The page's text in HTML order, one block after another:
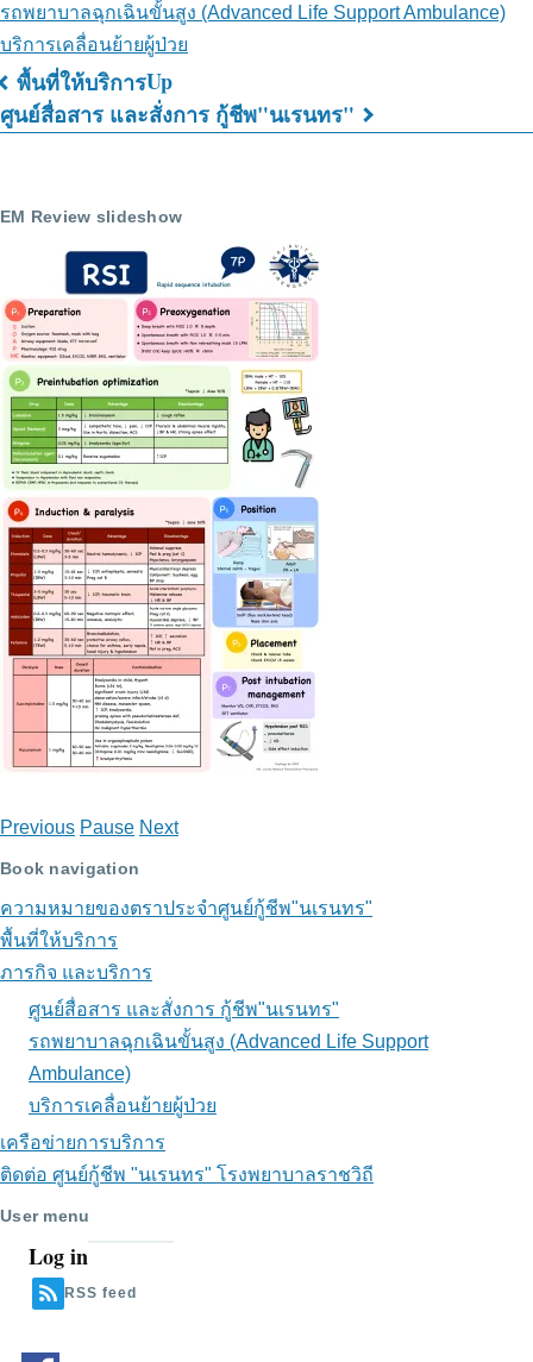
รถพยาบาลฉุกเฉินขั้นสูง (Advanced Life Support Ambulance)
บริการเคลื่อนย้ายผู้ป่วย
Book
และ
บริการ
พื้นที่ให้บริการUp
ศูนย์สื่อสาร และสั่งการ กู้ชีพ"นเรนทร"
EM Review slideshow
Previous Pause Next
Book navigation
ความหมายของตราประจำศูนย์กู้ชีพ"นเรนทร"
พื้นที่ให้บริการ
ภารกิจ และบริการ
ศูนย์สื่อสาร และสั่งการ กู้ชีพ"นเรนทร"
รถพยาบาลฉุกเฉินขั้นสูง (Advanced Life Support
Ambulance)
บริการเคลื่อนย้ายผู้ป่วย
เครือข่ายการบริการ
ติดต่อ ศูนย์กู้ชีพ "นเรนทร" โรงพยาบาลราชวิถี
User menu
Log in
RSS feed